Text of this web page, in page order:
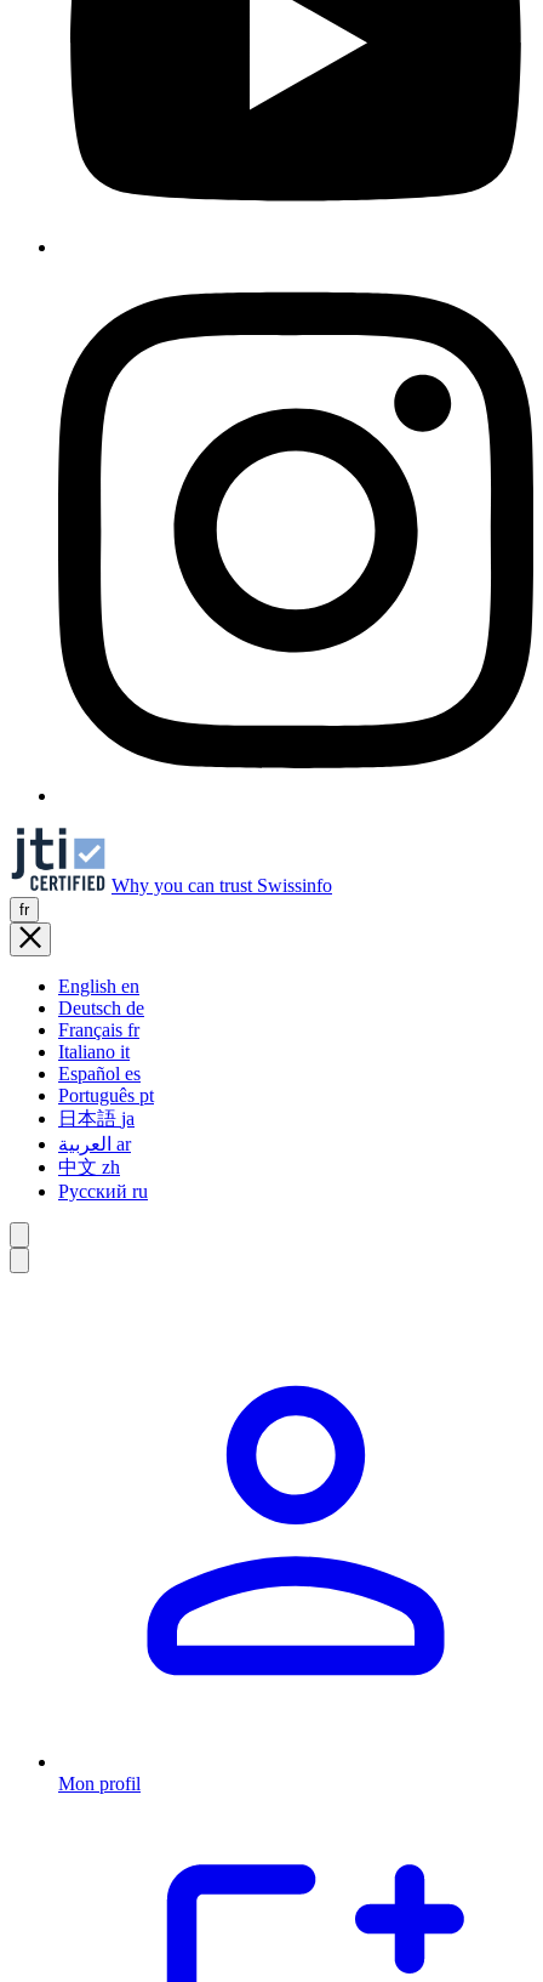
Why you can trust Swissinfo
fr
English en
Deutsch de
Français fr
Italiano it
Español es
Português pt
日本語 ja
ar
中文 zh
Русский ru
Mon profil